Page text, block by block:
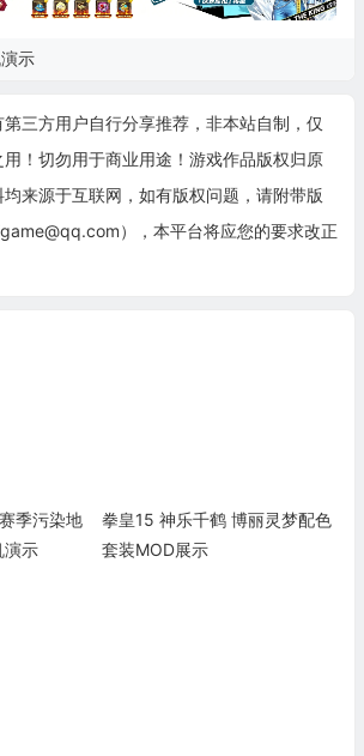
示
三方用户自行分享推荐，非本站自制，仅
！切勿用于商业用途！游戏作品版权归原
来源于互联网，如有版权问题，请附带版
），本平台将应您的要求改正
季污染地
演示
拳皇15 神乐千鹤 博丽灵梦配色
套装MOD展示